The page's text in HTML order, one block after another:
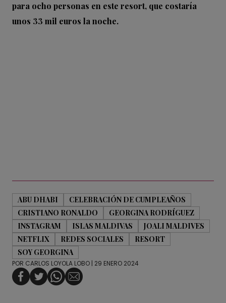
para ocho personas en este resort, que costaría
unos 33 mil euros la noche.
ABU DHABI
CELEBRACIÓN DE CUMPLEAÑOS
CRISTIANO RONALDO
GEORGINA RODRÍGUEZ
INSTAGRAM
ISLAS MALDIVAS
JOALI MALDIVES
NETFLIX
REDES SOCIALES
RESORT
SOY GEORGINA
POR CARLOS LOYOLA LOBO | 29 ENERO 2024